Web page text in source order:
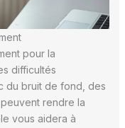
pour la
difficultés
du bruit de fond, des
rendre la
vous aidera à